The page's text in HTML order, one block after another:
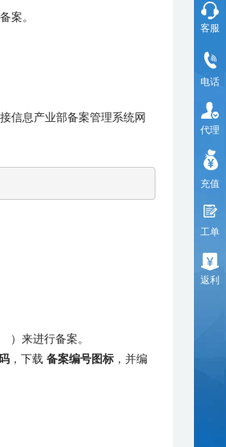
案。
信息产业部备案管理系统网
）来进行备案。
，下载 备案编号图标 ，并编
客服
电话
代理
充值
工单
返利